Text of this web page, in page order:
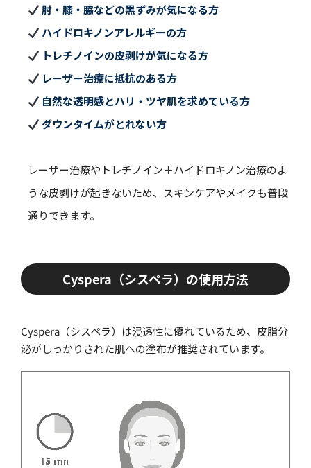
肘・膝・脇などの黒ずみが気になる方
ハイドロキノンアレルギーの方
トレチノインの皮剥けが気になる方
レーザー治療に抵抗のある方
自然な透明感とハリ・ツヤ肌を求めている方
ダウンタイムがとれない方
レーザー治療やトレチノイン＋ハイドロキノン治療のよ
うな皮剥けが起きないため、スキンケアやメイクも普段
通りできます。
Cyspera（シスペラ）の使用方法
Cyspera（シスペラ）は浸透性に優れているため、皮脂分
泌がしっかりされた肌への塗布が推奨されています。